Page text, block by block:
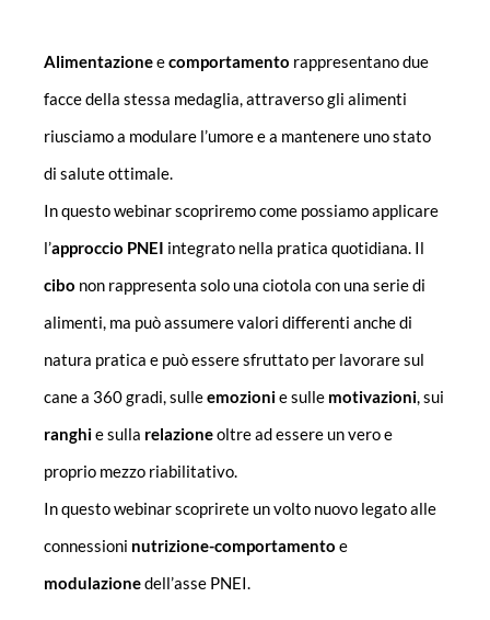
Alimentazioneecomportamento rappresentano due
facce della stessa medaglia, attraverso gli alimenti
riusciamo a modulare l’umore e a mantenere uno stato
di salute ottimale.
In questo webinar scopriremo come possiamo applicare
l’approccio PNEI integrato nella pratica quotidiana. Il
cibo non rappresenta solo una ciotola con una serie di
alimenti, ma può assumere valori differenti anche di
natura pratica e può essere sfruttato per lavorare sul
cane a 360 gradi, sulleemozionie sulle motivazioni, sui
ranghie sulla relazioneoltre ad essere un vero e
proprio mezzo riabilitativo.
In questo webinar scoprirete un volto nuovo legato alle
connessioni nutrizione-comportamento e
modulazionedell’asse PNEI.